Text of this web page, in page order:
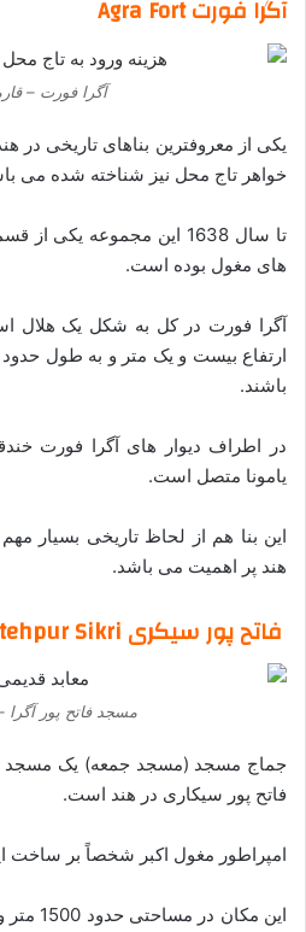
آگرا فورت Agra Fort
آگرا فورت –
یکی از معروفترین بناهای تاریخی در
خواهر تاج محل نیز شناخته شده می
تا سال 1638 این مجموعه
های مغول بوده است.
آگرا فورت در کل به شکل یک هلال
ارتفاع بیست و یک متر و به طول حدود
باشند.
در اطراف دیوار های آگرا فورت
یامونا متصل است.
این بنا هم از لحاظ تاریخی بسیار
هند پر اهمیت می باشد.
فاتح پور سیکری Jama Mosque, Fatehpur Sikri
مسجد فاتح پور آگرا
جماج مسجد (مسجد جمعه) یک مسجد
فاتح پور سیکاری در هند است.
امپراطور مغول اکبر شخصاً بر ساخت